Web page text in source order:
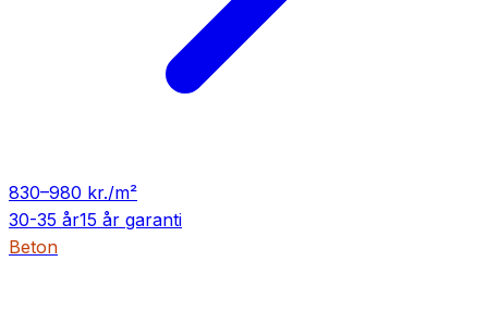
830–980 kr./m²
30-35 år15 år garanti
Beton